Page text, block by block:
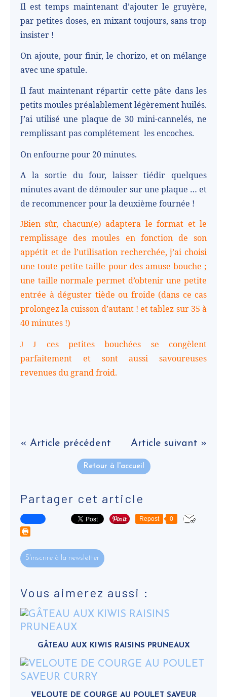
Il est temps maintenant d’ajouter le gruyère,
par petites doses, en mixant toujours, sans trop
insister !
On ajoute, pour finir, le chorizo, et on mélange
avec une spatule.
Il faut maintenant répartir cette pâte dans les
petits moules préalablement légèrement huilés.
J’ai utilisé une plaque de 30 mini-cannelés, ne
remplissant pas complétement les encoches.
On enfourne pour 20 minutes.
A la sortie du four, laisser tiédir quelques
minutes avant de démouler sur une plaque … et
de recommencer pour la deuxième fournée !
JBien sûr, chacun(e) adaptera le format et le
remplissage des moules en fonction de son
appétit et de l’utilisation recherchée, j’ai choisi
une toute petite taille pour des amuse-bouche ;
une taille normale permet d’obtenir une petite
entrée à déguster tiède ou froide (dans ce cas
prolongez la cuisson d’autant ! et tablez sur 35 à
40 minutes !)
J J
ces petites bouchées se congèlent
parfaitement et sont aussi savoureuses
revenues du grand froid.
« Article précédent Article suivant »
Retour à l'accueil
Partager cet article
Repost 0
S'inscrire à la newsletter
Vous aimerez aussi :
GÂTEAU AUX KIWIS RAISINS PRUNEAUX
VELOUTE DE COURGE AU POULET SAVEUR